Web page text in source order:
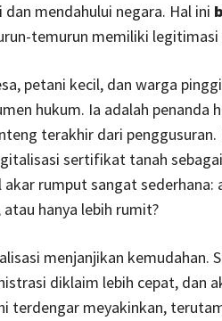
mendahului negara. Hal ini
temurun memiliki
petani kecil, dan warga
hukum. Ia adalah penanda
terakhir dari
sertifikat tanah
rumput sangat sederhana:
hanya lebih rumit?
menjanjikan kemudahan.
diklaim lebih cepat, dan
terdengar meyakinkan,